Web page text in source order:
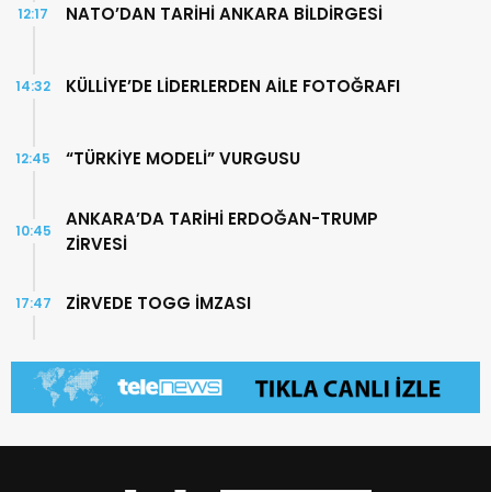
NATO’DAN TARİHİ ANKARA BİLDİRGESİ
12:17
KÜLLİYE’DE LİDERLERDEN AİLE FOTOĞRAFI
14:32
“TÜRKİYE MODELİ” VURGUSU
12:45
ANKARA’DA TARİHİ ERDOĞAN-TRUMP
ZİRVESİ
10:45
ZİRVEDE TOGG İMZASI
17:47